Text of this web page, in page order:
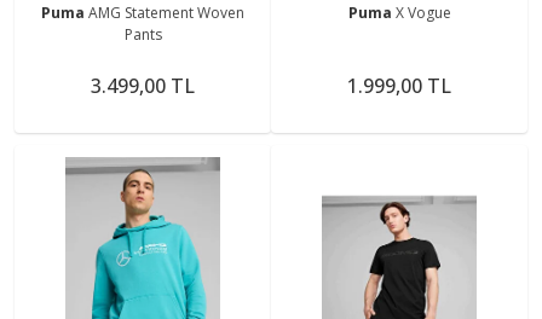
Puma AMG Statement Woven
Pants
3.499,00 TL
Puma X Vogue
1.999,00 TL